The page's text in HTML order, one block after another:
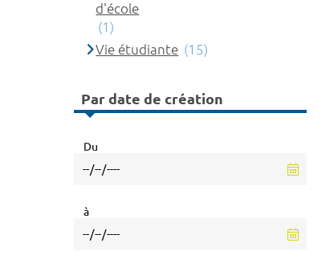
d'école
(1)
Vie étudiante (15)
Par date de création
Du
à